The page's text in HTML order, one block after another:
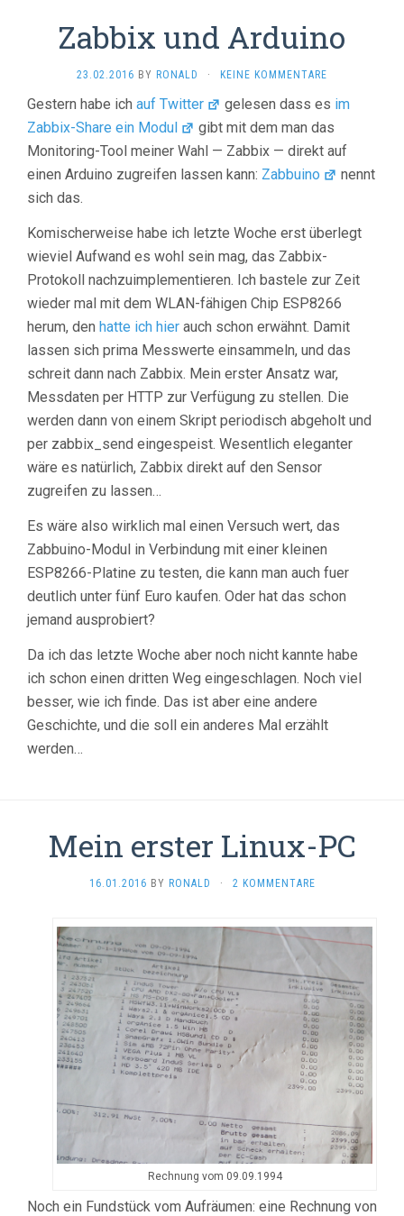
Zabbix und Arduino
23.02.2016 BY RONALD · KEINE KOMMENTARE
Gestern habe ich auf Twitter gelesen dass es im
Zabbix-Share ein Modul
gibt mit dem man das
Monitoring-Tool meiner Wahl — Zabbix — direkt auf
einen Arduino zugreifen lassen kann: Zabbuino
nennt
sich das.
Komischerweise habe ich letzte Woche erst überlegt
wieviel Aufwand es wohl sein mag, das Zabbix-
Protokoll nachzuimplementieren. Ich bastele zur Zeit
wieder mal mit dem WLAN-fähigen Chip ESP8266
herum, den hatte ich hier auch schon erwähnt. Damit
lassen sich prima Messwerte einsammeln, und das
schreit dann nach Zabbix. Mein erster Ansatz war,
Messdaten per HTTP zur Verfügung zu stellen. Die
werden dann von einem Skript periodisch abgeholt und
per zabbix_send eingespeist. Wesentlich eleganter
wäre es natürlich, Zabbix direkt auf den Sensor
zugreifen zu lassen…
Es wäre also wirklich mal einen Versuch wert, das
Zabbuino-Modul in Verbindung mit einer kleinen
ESP8266-Platine zu testen, die kann man auch fuer
deutlich unter fünf Euro kaufen. Oder hat das schon
jemand ausprobiert?
Da ich das letzte Woche aber noch nicht kannte habe
ich schon einen dritten Weg eingeschlagen. Noch viel
besser, wie ich finde. Das ist aber eine andere
Geschichte, und die soll ein anderes Mal erzählt
werden…
Mein erster Linux-PC
16.01.2016 BY RONALD · 2 KOMMENTARE
Rechnung vom 09.09.1994
Noch ein Fundstück vom Aufräumen: eine Rechnung von